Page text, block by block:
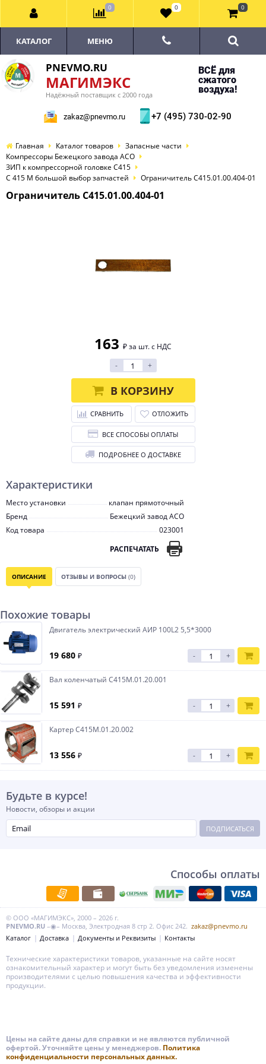
PNEVMO.RU
МАГИМЭКС
Надёжный поставщик с 2000 года
ВСЁ для
сжатого
воздуха!
zakaz@pnevmo.ru +7 (495) 730-02-90
КАТАЛОГ МЕНЮ
Главная Каталог товаров
Запасные части
Компрессоры Бежецкого завода АСО
ЗИП к компрессорной головке С415
С 415 М большой выбор запчастей
Ограничитель С415.01.00.404-01
Ограничитель С415.01.00.404-01
Характеристики
Место установки
клапан прямоточный
Бренд
Бежецкий завод АСО
Код товара
023001
РАСПЕЧАТАТЬ
163 ₽ за шт. с НДС
-
+
В КОРЗИНУ
СРАВНИТЬ ОТЛОЖИТЬ
ВСЕ СПОСОБЫ ОПЛАТЫ
ПОДРОБНЕЕ О ДОСТАВКЕ
ОПИСАНИЕ ОТЗЫВЫ И ВОПРОСЫ (0)
Похожие товары
Двигатель электрический АИР 100L2 5,5*3000
19 680 ₽ - +
Вал коленчатый С415М.01.20.001
15 591 ₽ - +
Картер С415М.01.20.002
13 556 ₽ - +
Будьте в курсе!
Новости, обзоры и акции
ПОДПИСАТЬСЯ
Способы оплаты
© ООО «МАГИМЭКС», 2000 – 2026 г.
PNEVMO.RU –◉– Москва, Электродная 8 стр 2. Офис 242. zakaz@pnevmo.ru
Каталог
Доставка Документы и Реквизиты Контакты
0 0 0
Технические характеристики товаров, указанные на сайте носят
ознакомительный характер и могут быть без уведомления изменены
производителями с целью повышения качества и эффективности
продукции.
Цены на сайте даны для справки и не являются публичной
офертой. Уточняйте цены у менеджеров. Политика
конфиденциальности персональных данных.